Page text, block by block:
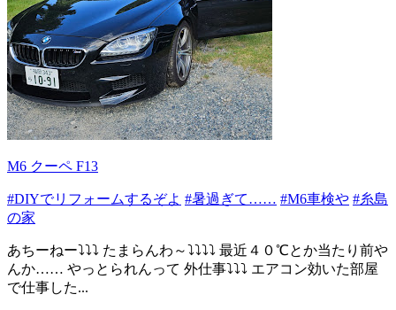
M6 クーペ F13
#DIYでリフォームするぞよ #暑過ぎて…… #M6車検や #糸島
の家
あちーねー⤵️⤵️⤵️ たまらんわ～⤵️⤵️⤵️⤵️ 最近４０℃とか当たり前や
んか…… やっとられんって 外仕事⤵️⤵️⤵️ エアコン効いた部屋
で仕事した...